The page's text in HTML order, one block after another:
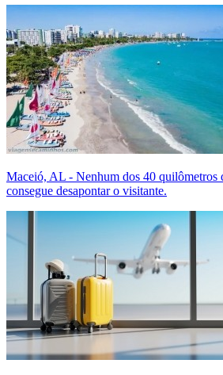
Maceió, AL - Nenhum dos 40 quilômetros
consegue desapontar o visitante.